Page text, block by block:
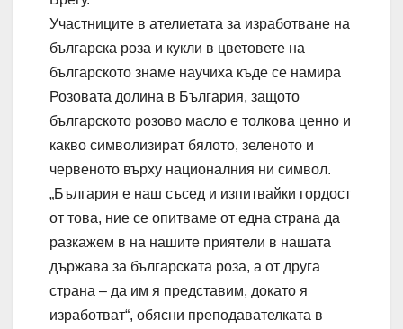
Участниците в ателиетата за изработване на
българска роза и кукли в цветовете на
българското знаме научиха къде се намира
Розовата долина в България, защото
българското розово масло е толкова ценно и
какво символизират бялото, зеленото и
червеното върху националния ни символ.
„България е наш съсед и изпитвайки гордост
от това, ние се опитваме от една страна да
разкажем в на нашите приятели в нашата
държава за българската роза, а от друга
страна – да им я представим, докато я
изработват“, обясни преподавателката в